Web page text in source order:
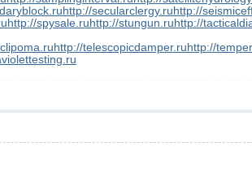
http://secularclergy.ruhttp://
http://spysale.ruhttp://stungun.ruhttp://
http://telescopicdamper.ruhttp://